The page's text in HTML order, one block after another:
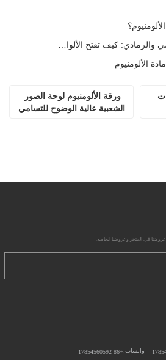
الألومنيوم
الشعبية عالية الوضوح للتسامي
في المتجر وعروضنا الخاصة.
واتساب:+86 17854560592